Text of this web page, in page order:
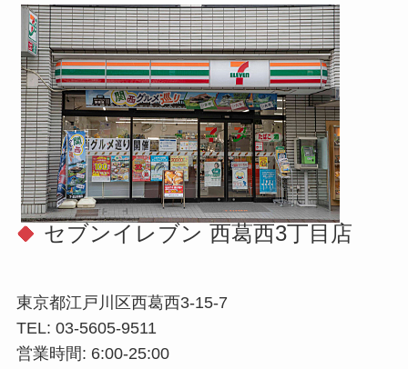
セブンイレブン 西葛西3丁目店
東京都江戸川区西葛西3-15-7
TEL: 03-5605-9511
営業時間: 6:00-25:00